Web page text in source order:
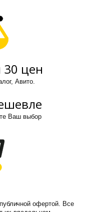
цен
Авито.
Ваш выбор
офертой. Все